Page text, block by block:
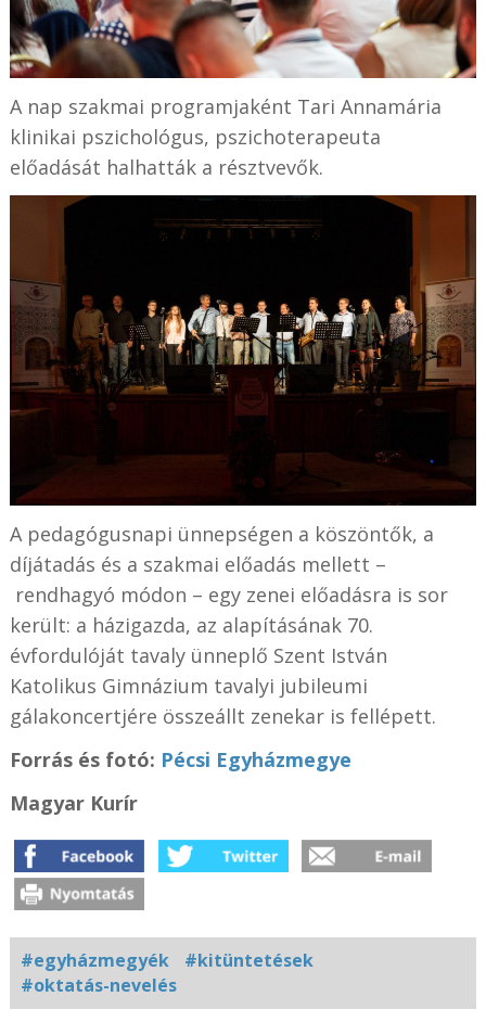
A nap szakmai programjaként Tari Annamária
klinikai pszichológus, pszichoterapeuta
előadását halhatták a résztvevők.
A pedagógusnapi ünnepségen a köszöntők, a
díjátadás és a szakmai előadás mellett –
rendhagyó módon – egy zenei előadásra is sor
került: a házigazda, az alapításának 70.
évfordulóját tavaly ünneplő Szent István
Katolikus Gimnázium tavalyi jubileumi
gálakoncertjére összeállt zenekar is fellépett.
Forrás és fotó: Pécsi Egyházmegye
Magyar Kurír
#egyházmegyék
#kitüntetések
#oktatás-nevelés